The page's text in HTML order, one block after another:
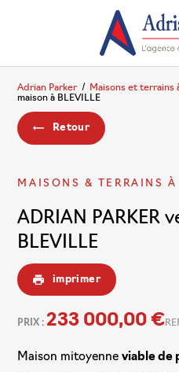
Adrian Parker Maisons et terrains
maison à BLEVILLE
Retour
MAISONS & TERRAINS À
ADRIAN PARKER
BLEVILLE
imprimer
PRIX : 233 000,00 €
Maison mitoyenneviable de